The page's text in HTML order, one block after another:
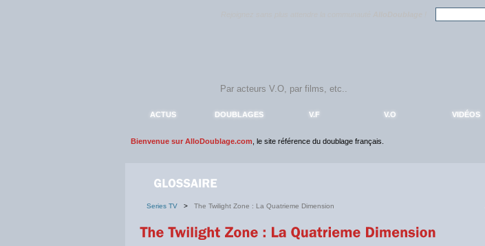
ACTUS DOUBLAGES V.F V.O VIDÉOS
Bienvenue sur AlloDoublage.com , le site référence du doublage français.
Series TV > The Twilight Zone : La Quatrieme Dimension